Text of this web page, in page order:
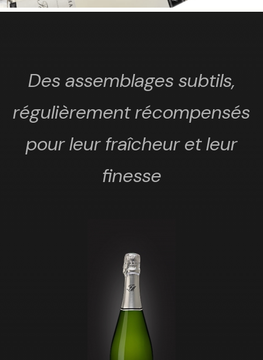
Des assemblages subtils,
régulièrement récompensés
pour leur fraîcheur et leur
finesse